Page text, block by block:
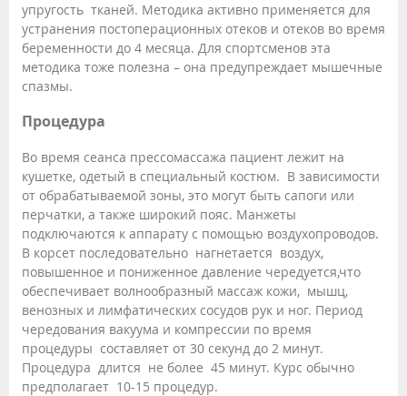
упругость тканей. Методика активно применяется для
устранения постоперационных отеков и отеков во время
беременности до 4 месяца. Для спортсменов эта
методика тоже полезна – она предупреждает мышечные
спазмы.
Процедура
Во время сеанса прессомассажа пациент лежит на
кушетке, одетый в специальный костюм. В зависимости
от обрабатываемой зоны, это могут быть сапоги или
перчатки, а также широкий пояс. Манжеты
подключаются к аппарату с помощью воздухопроводов.
В корсет последовательно нагнетается воздух,
повышенное и пониженное давление чередуется,что
обеспечивает волнообразный массаж кожи, мышц,
венозных и лимфатических сосудов рук и ног. Период
чередования вакуума и компрессии по время
процедуры составляет от 30 секунд до 2 минут.
Процедура длится не более 45 минут. Курс обычно
предполагает 10-15 процедур.